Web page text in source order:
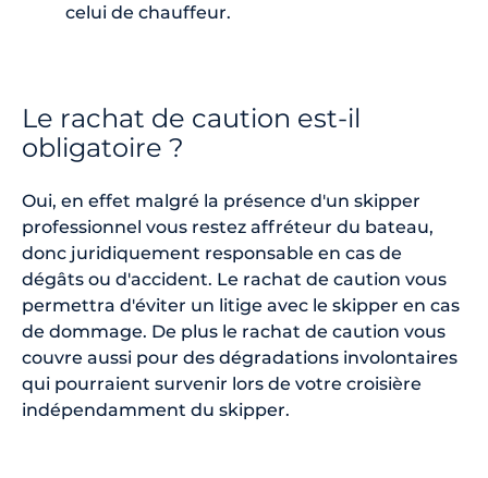
celui de chauffeur.
Le rachat de caution est-il
obligatoire ?
Oui, en effet malgré la présence d'un skipper
professionnel vous restez affréteur du bateau,
donc juridiquement responsable en cas de
dégâts ou d'accident. Le rachat de caution vous
permettra d'éviter un litige avec le skipper en cas
de dommage. De plus le rachat de caution vous
couvre aussi pour des dégradations involontaires
qui pourraient survenir lors de votre croisière
indépendamment du skipper.